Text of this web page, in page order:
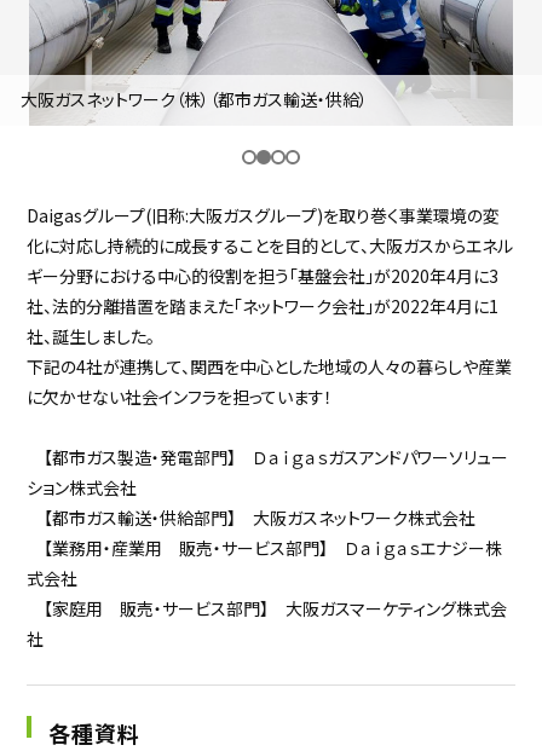
大阪ガスネットワーク（株）（都市ガス輸送・供給）
Daigasグループ(旧称:大阪ガスグループ)を取り巻く事業環境の変
化に対応し持続的に成長することを目的として、大阪ガスからエネル
ギー分野における中心的役割を担う「基盤会社」が2020年4月に3
社、法的分離措置を踏まえた「ネットワーク会社」が2022年4月に1
社、誕生しました。
下記の4社が連携して、関西を中心とした地域の人々の暮らしや産業
に欠かせない社会インフラを担っています！
【都市ガス製造・発電部門】 Ｄａｉｇａｓガスアンドパワーソリュー
ション株式会社
【都市ガス輸送・供給部門】 大阪ガスネットワーク株式会社
【業務用・産業用 販売・サービス部門】 Ｄａｉｇａｓエナジー株
式会社
【家庭用 販売・サービス部門】 大阪ガスマーケティング株式会
社
各種資料